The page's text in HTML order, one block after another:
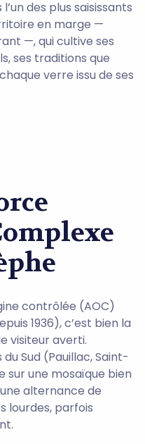
des plus saisissants
en marge —
—, qui cultive ses
ses traditions que
verre issu de ses
contrôlée (AOC)
1936), c’est bien la
visiteur averti.
Sud (Pauillac, Saint-
sur une mosaïque bien
alternance de
lourdes, parfois